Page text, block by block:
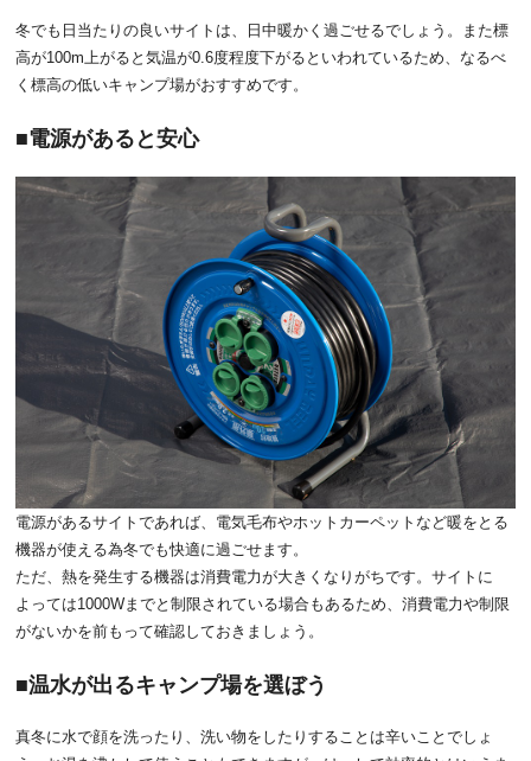
冬でも日当たりの良いサイトは、日中暖かく過ごせるでしょう。また標
高が100m上がると気温が0.6度程度下がるといわれているため、なるべ
く標高の低いキャンプ場がおすすめです。
電源があると安心
電源があるサイトであれば、電気毛布やホットカーペットなど暖をとる
機器が使える為冬でも快適に過ごせます。
ただ、熱を発生する機器は消費電力が大きくなりがちです。サイトに
よっては1000Wまでと制限されている場合もあるため、消費電力や制限
がないかを前もって確認しておきましょう。
温水が出るキャンプ場を選ぼう
真冬に水で顔を洗ったり、洗い物をしたりすることは辛いことでしょ